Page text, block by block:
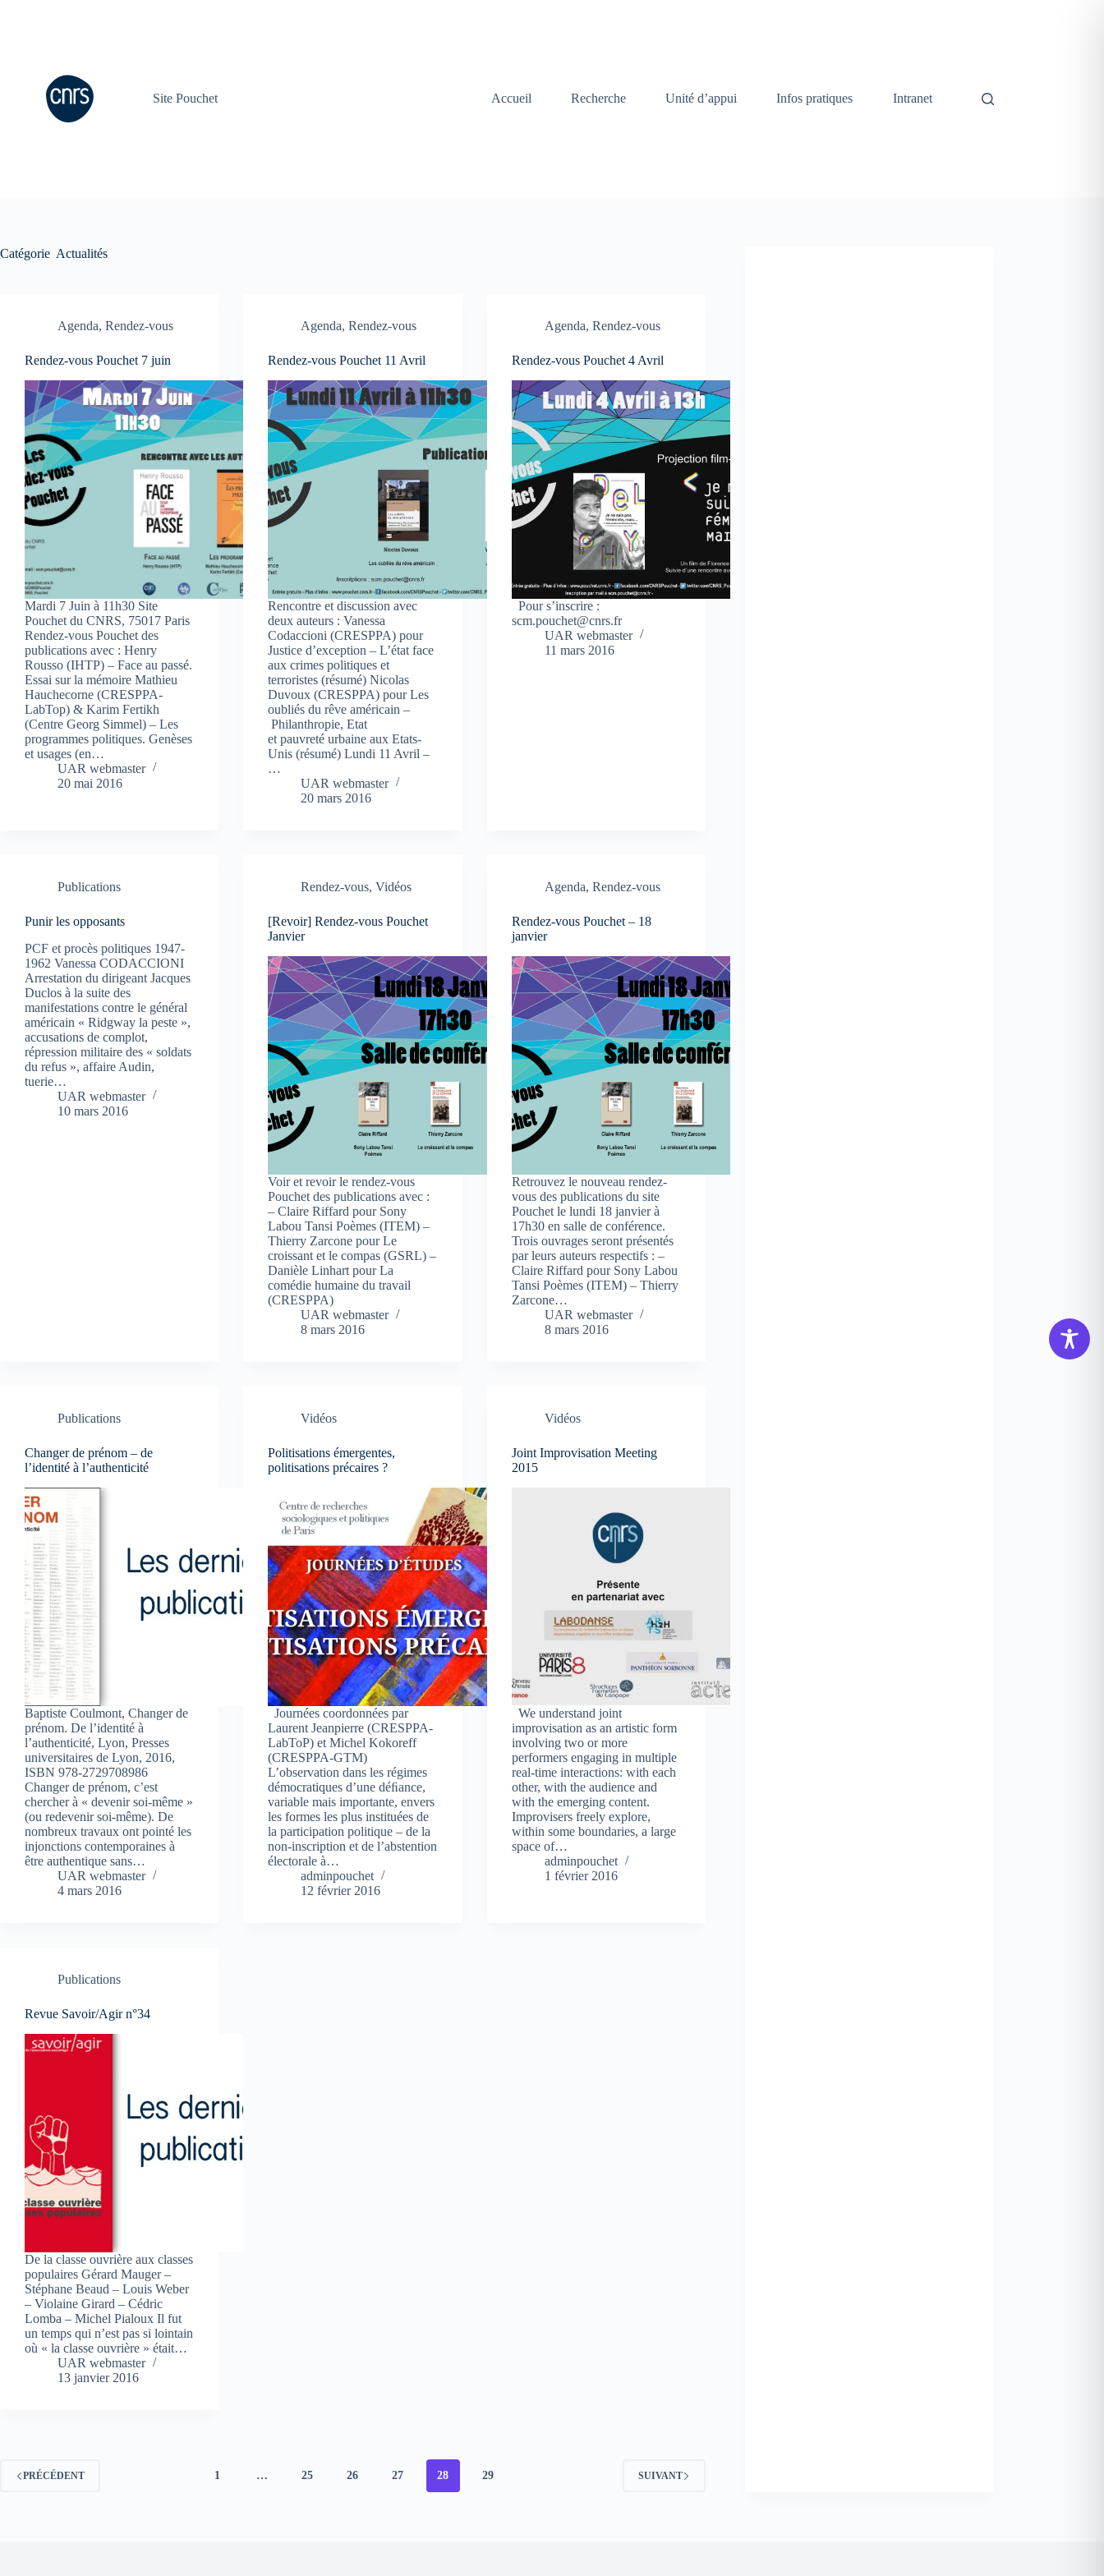
Site Pouchet Accueil Recherche Unité d’appui Infos pratiques Intranet
Catégorie Actualités
Agenda, Rendez-vous
Rendez-vous Pouchet 7 juin
Mardi 7 Juin à 11h30 Site
Pouchet du CNRS, 75017 Paris
Rendez-vous Pouchet des
publications avec : Henry
Rousso (IHTP) – Face au passé.
Essai sur la mémoire Mathieu
Hauchecorne (CRESPPA-
LabTop) & Karim Fertikh
(Centre Georg Simmel) – Les
programmes politiques. Genèses
et usages (en…
UAR webmaster
20 mai 2016
Agenda,Rendez-vous
Rendez-vous Pouchet 11 Avril
Rencontre et discussion avec
deux auteurs : Vanessa
Codaccioni (CRESPPA) pour
Justice d’exception – L’état face
aux crimes politiques et
terroristes (résumé) Nicolas
Duvoux (CRESPPA) pour Les
oubliés du rêve américain –
Philanthropie, Etat
et pauvreté urbaine aux Etats-
Unis (résumé) Lundi 11 Avril –
…
UAR webmaster
20 mars 2016
Agenda, Rendez-vous
Rendez-vous Pouchet 4 Avril
Pour s’inscrire :
scm.pouchet@cnrs.fr
UAR webmaster
11 mars 2016
Publications
Punir les opposants
PCF et procès politiques 1947-
1962 Vanessa CODACCIONI
Arrestation du dirigeant Jacques
Duclos à la suite des
manifestations contre le général
américain « Ridgway la peste »,
accusations de complot,
répression militaire des « soldats
du refus », affaire Audin,
tuerie…
UAR webmaster
10 mars 2016
Rendez-vous,Vidéos
[Revoir] Rendez-vous Pouchet
Janvier
Voir et revoir le rendez-vous
Pouchet des publications avec :
– Claire Riffard pour Sony
Labou Tansi Poèmes (ITEM) –
Thierry Zarcone pour Le
croissant et le compas (GSRL) –
Danièle Linhart pour La
comédie humaine du travail
(CRESPPA)
UAR webmaster
8 mars 2016
Agenda, Rendez-vous
Rendez-vous Pouchet – 18
janvier
Retrouvez le nouveau rendez-
vous des publications du site
Pouchet le lundi 18 janvier à
17h30 en salle de conférence.
Trois ouvrages seront présentés
par leurs auteurs respectifs : –
Claire Riffard pour Sony Labou
Tansi Poèmes (ITEM) – Thierry
Zarcone…
UAR webmaster
8 mars 2016
Publications
Changer de prénom – de
l’identité à l’authenticité
Baptiste Coulmont, Changer de
prénom. De l’identité à
l’authenticité, Lyon, Presses
universitaires de Lyon, 2016,
ISBN 978-2729708986
Changer de prénom, c’est
chercher à « devenir soi-même »
(ou redevenir soi-même). De
nombreux travaux ont pointé les
injonctions contemporaines à
être authentique sans…
UAR webmaster
4 mars 2016
Vidéos
Politisations émergentes,
politisations précaires ?
Journées coordonnées par
Laurent Jeanpierre (CRESPPA-
LabToP) et Michel Kokoreff
(CRESPPA-GTM)
L’observation dans les régimes
démocratiques d’une déﬁance,
variable mais importante, envers
les formes les plus instituées de
la participation politique – de la
non-inscription et de l’abstention
électorale à…
adminpouchet
12 février 2016
Vidéos
Joint Improvisation Meeting
2015
We understand joint
improvisation as an artistic form
involving two or more
performers engaging in multiple
real-time interactions: with each
other, with the audience and
with the emerging content.
Improvisers freely explore,
within some boundaries, a large
space of…
adminpouchet
1 février 2016
Publications
Revue Savoir/Agir n°34
De la classe ouvrière aux classes
populaires Gérard Mauger –
Stéphane Beaud – Louis Weber
– Violaine Girard – Cédric
Lomba – Michel Pialoux Il fut
un temps qui n’est pas si lointain
où « la classe ouvrière » était…
UAR webmaster
13 janvier 2016
PRÉCÉDENT 1 … 25 26 27 28 29 SUIVANT